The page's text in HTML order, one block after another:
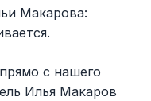
Макарова:
с нашего
Илья Макаров